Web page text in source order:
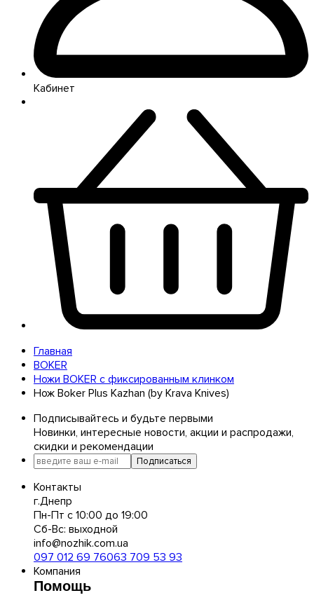
Кабинет
Главная
BOKER
Ножи BOKER с фиксированным клинком
Нож Boker Plus Kazhan (by Krava Knives)
Подписывайтесь и будьте первыми
Новинки, интересные новости, акции и распродажи,
скидки и рекомендации
Подписаться
Контакты
г.Днепр
Пн-Пт с 10:00 до 19:00
Сб-Вс: выходной
info@nozhik.com.ua
097 012 69 76063 709 53 93
Компания
Помощь